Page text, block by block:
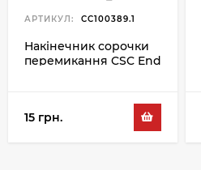
АРТИКУЛ: CC100389.1
Накінечник сорочки
перемикання CSC End
15 грн.